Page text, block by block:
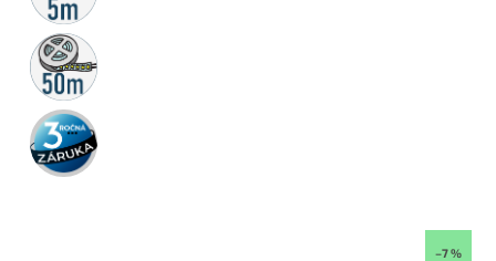
50m
rolka
3 roky
záruka
–7 %